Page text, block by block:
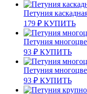
Петуния
179 ₽ КУПИТЬ
Петуния
93 ₽ КУПИТЬ
Петуния
93 ₽ КУПИТЬ